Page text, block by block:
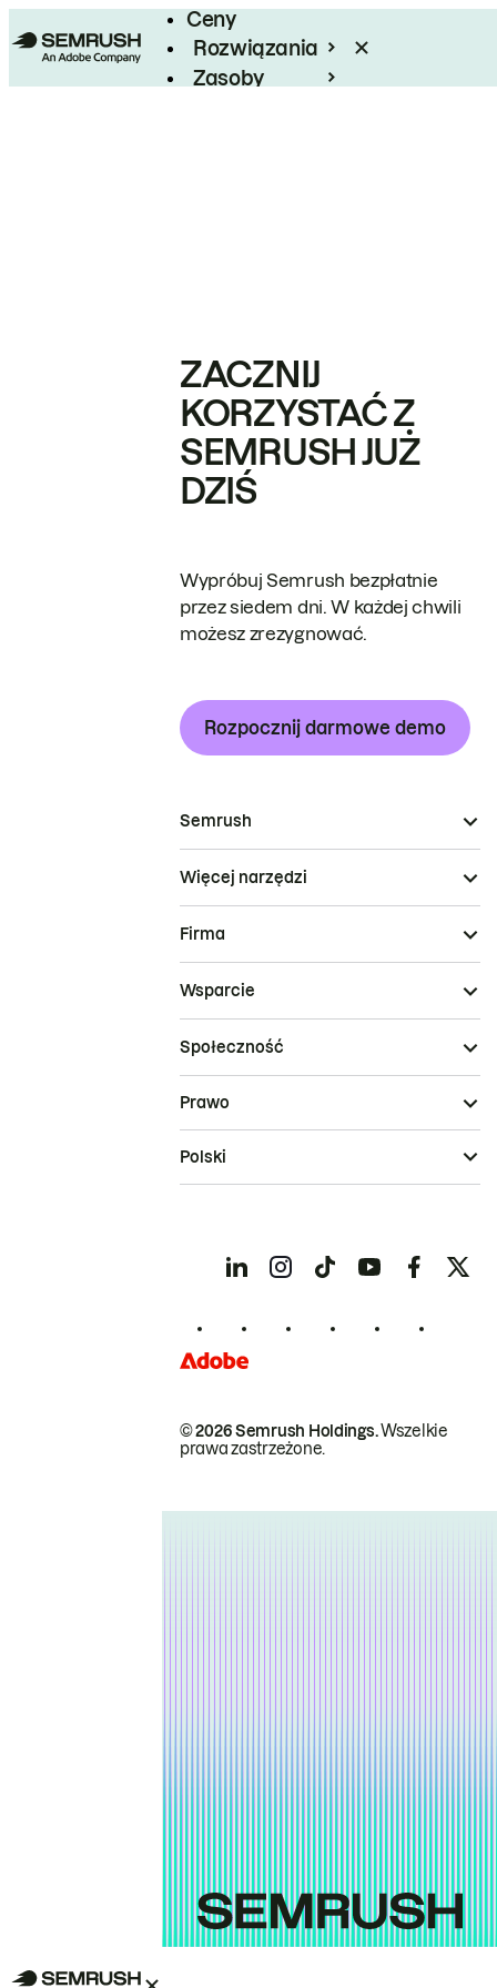
Ceny
Rozwiązania
Zasoby
ZACZNIJ
KORZYSTAĆ Z
SEMRUSH JUŻ
DZIŚ
Wypróbuj Semrush bezpłatnie
przez siedem dni. W każdej chwili
możesz zrezygnować.
Rozpocznij darmowe demo
Semrush
Więcej narzędzi
Firma
Wsparcie
Społeczność
© 2026 Semrush Holdings.Wszelkie
prawa zastrzeżone.
Prawo
Polski